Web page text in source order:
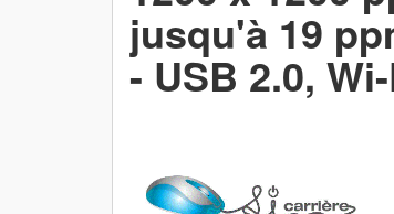
jusqu'à 19
- USB 2.0,